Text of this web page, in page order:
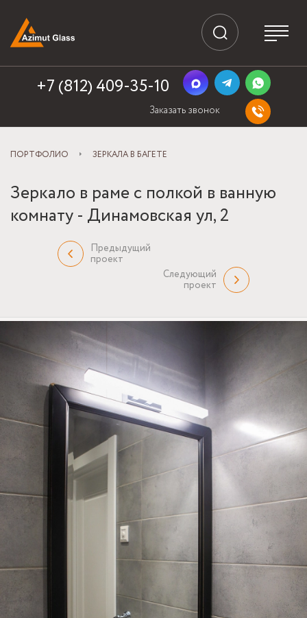
+7 (812) 409-35-10
Заказать звонок
ПОРТФОЛИО ЗЕРКАЛА В БАГЕТЕ
Зеркало в раме с полкой в ванную
комнату - Динамовская ул, 2
Предыдущий
проект
Следующий
проект